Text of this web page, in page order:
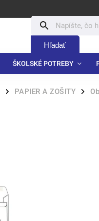
Hľadať
ŠKOLSKÉ POTREBY
/ PAPIER A ZOŠITY /